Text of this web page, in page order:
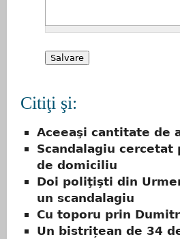
Citiţi şi:
Aceeaşi cantitate de
Scandalagiu
de domiciliu
Doi poliţişti din
un scandalagiu
Cu toporu prin
Un bistrițean de 34